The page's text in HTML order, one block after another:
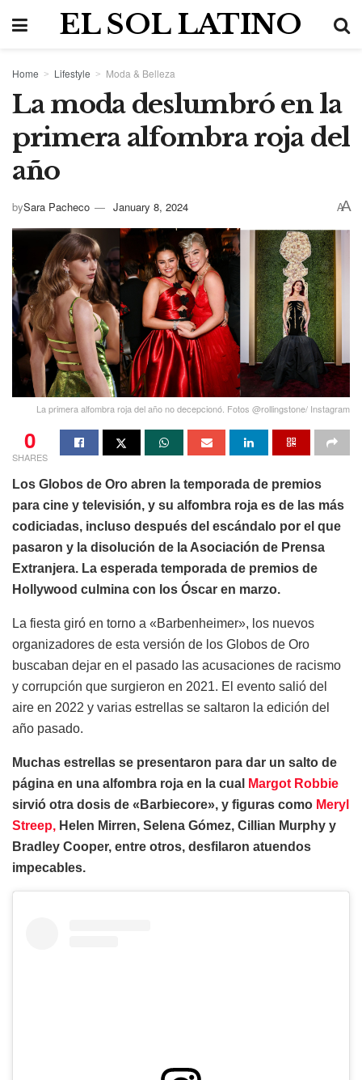
EL SOL LATINO
Home Lifestyle Moda & Belleza
La moda deslumbró en la
primera alfombra roja del
año
bySara Pacheco January 8, 2024 AA
La primera alfombra roja del año no decepcionó. Fotos @rollingstone/ Instagram
0
SHARES
Los Globos de Oro abren la temporada de premios
para cine y televisión, y su alfombra roja es de las más
codiciadas, incluso después del escándalo por el que
pasaron y la disolución de la Asociación de Prensa
Extranjera. La esperada temporada de premios de
Hollywood culmina con los Óscar en marzo.
La fiesta giró en torno a «Barbenheimer», los nuevos
organizadores de esta versión de los Globos de Oro
buscaban dejar en el pasado las acusaciones de racismo
y corrupción que surgieron en 2021. El evento salió del
aire en 2022 y varias estrellas se saltaron la edición del
año pasado.
Muchas estrellas se presentaron para dar un salto de
página en una alfombra roja en la cual
Margot Robbie
sirvió otra dosis de «Barbiecore», y figuras como Meryl
Streep, Helen Mirren, Selena Gómez, Cillian Murphy y
Bradley Cooper, entre otros, desfilaron atuendos
impecables.